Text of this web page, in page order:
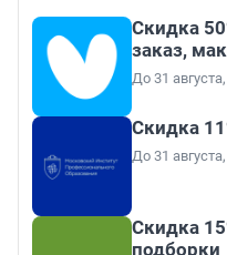
Скидка
заказ,
До 31
Скидка
До 31
Скидка
подборки